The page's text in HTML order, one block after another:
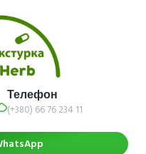
Телефон
(+380) 66 76 234 11